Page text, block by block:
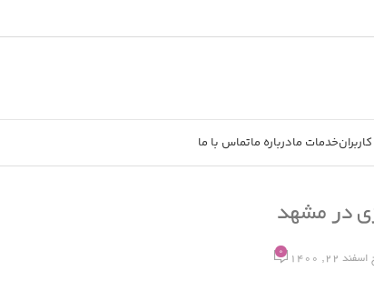
خدمات مادرباره ماتماس با ما
در مشهد
22, 1400
0